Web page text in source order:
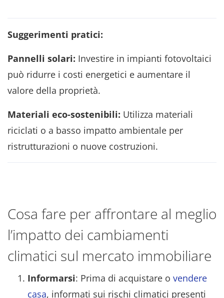
Suggerimenti pratici:
Pannelli solari: Investire in impianti fotovoltaici
può ridurre i costi energetici e aumentare il
valore della proprietà.
Materiali eco-sostenibili: Utilizza materiali
riciclati o a basso impatto ambientale per
ristrutturazioni o nuove costruzioni.
Cosa fare per affrontare al meglio
l’impatto dei cambiamenti
climatici sul mercato immobiliare
Informarsi: Prima di acquistare o vendere
casa, informati sui rischi climatici presenti